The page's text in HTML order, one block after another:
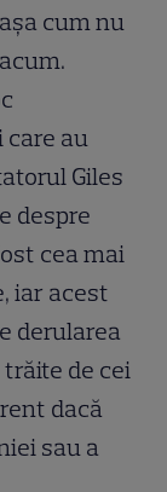
cum nu
au
Giles
despre
cea mai
iar acest
derularea
de cei
dacă
sau a